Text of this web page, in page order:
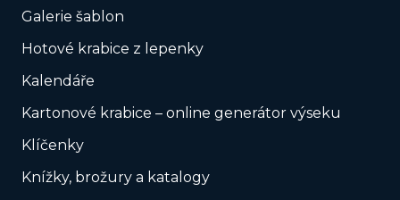
Galerie šablon
Hotové krabice z lepenky
Kalendáře
Kartonové krabice – online generátor výseku
Klíčenky
Knížky, brožury a katalogy